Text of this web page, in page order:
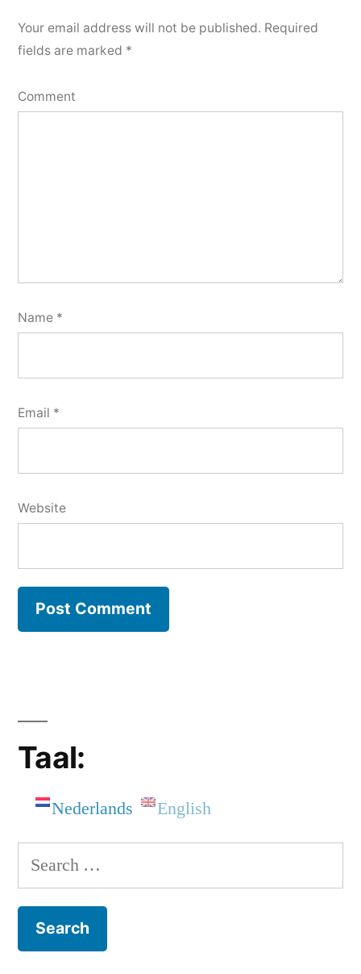
Your email address will not be published. Required
fields are marked *
Comment
Name *
Email *
Website
Taal:
Nederlands English
Search
for: